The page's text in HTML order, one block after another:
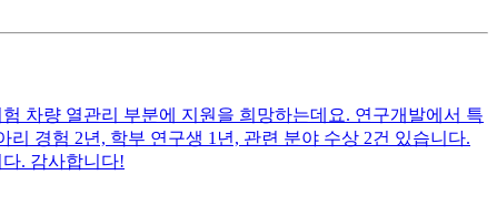
차량 열관리 부분에 지원을 희망하는데요. 연구개발에서 특
경험 2년, 학부 연구생 1년, 관련 분야 수상 2건 있습니다.
. 감사합니다!